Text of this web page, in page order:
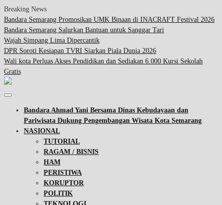
Breaking News
Bandara Semarang Promosikan UMK Binaan di INACRAFT Festival 2026
Bandara Semarang Salurkan Bantuan untuk Sanggar Tari
Wajah Simpang Lima Dipercantik
DPR Soroti Kesiapan TVRI Siarkan Piala Dunia 2026
Wali kota Perluas Akses Pendidikan dan Sediakan 6.000 Kursi Sekolah
Gratis
Bandara Ahmad Yani Bersama Dinas Kebudayaan dan
Pariwisata Dukung Pengembangan Wisata Kota Semarang
NASIONAL
TUTORIAL
RAGAM / BISNIS
HAM
PERISTIWA
KORUPTOR
POLITIK